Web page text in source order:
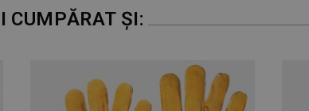
CUMPĂRAT ȘI: